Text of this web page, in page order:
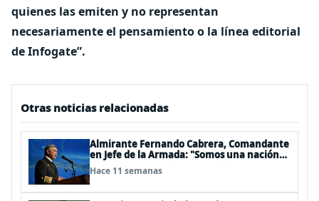
quienes las emiten y no representan
necesariamente el pensamiento o la línea editorial
de Infogate”.
Otras noticias relacionadas
Almirante Fernando Cabrera, Comandante
en Jefe de la Armada: "Somos una nación
Americana, Polinésica y Antártica;
bioceánica y tricontinental, cuyo destino
Hace 11 semanas